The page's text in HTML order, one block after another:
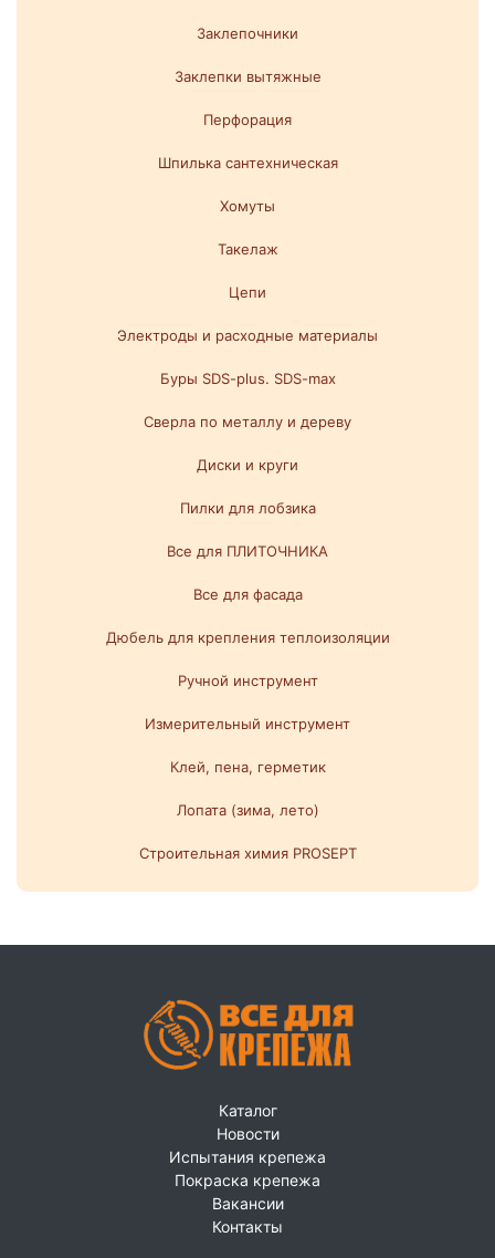
Заклепочники
Заклепки вытяжные
Перфорация
Шпилька сантехническая
Хомуты
Такелаж
Цепи
Электроды и расходные материалы
Буры SDS-plus. SDS-max
Сверла по металлу и дереву
Диски и круги
Пилки для лобзика
Все для ПЛИТОЧНИКА
Все для фасада
Дюбель для крепления теплоизоляции
Ручной инструмент
Измерительный инструмент
Клей, пена, герметик
Лопата (зима, лето)
Строительная химия PROSEPT
Каталог
Новости
Испытания крепежа
Покраска крепежа
Вакансии
Контакты